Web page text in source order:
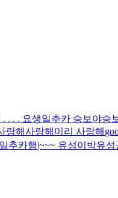
. . . 요생일추카 승보야승
랑해사랑해 미리 사랑해
추카행|~~~ 유성이 박유